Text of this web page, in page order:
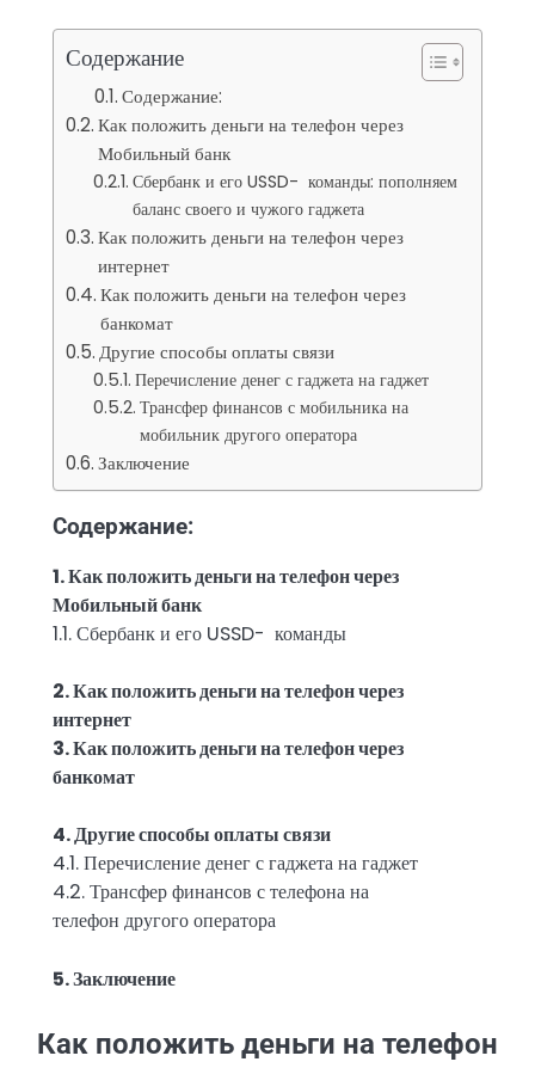
Содержание
Содержание:
Как положить деньги на телефон через
Мобильный банк
Сбербанк и его USSD- команды: пополняем
баланс своего и чужого гаджета
Как положить деньги на телефон через
интернет
Как положить деньги на телефон через
банкомат
Другие способы оплаты связи
Перечисление денег с гаджета на гаджет
Трансфер финансов с мобильника на
мобильник другого оператора
Заключение
Содержание:
1. Как положить деньги на телефон через
Мобильный банк
1.1. Сбербанк и его USSD- команды
2. Как положить деньги на телефон через
интернет
3. Как положить деньги на телефон через
банкомат
4. Другие способы оплаты связи
4.1. Перечисление денег с гаджета на гаджет
4.2. Трансфер финансов с телефона на
телефон другого оператора
5. Заключение
Как положить деньги на телефон